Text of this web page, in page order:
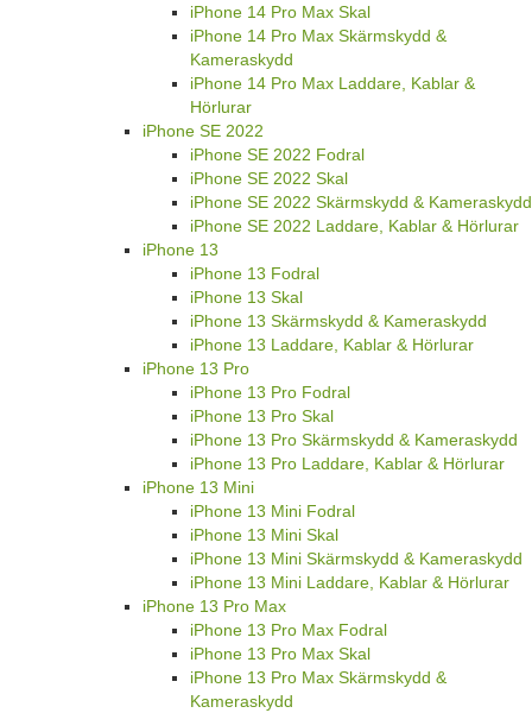
iPhone 14 Pro Max Skal
iPhone 14 Pro Max Skärmskydd &
Kameraskydd
iPhone 14 Pro Max Laddare, Kablar &
Hörlurar
iPhone SE 2022
iPhone SE 2022 Fodral
iPhone SE 2022 Skal
iPhone SE 2022 Skärmskydd & Kameraskydd
iPhone SE 2022 Laddare, Kablar & Hörlurar
iPhone 13
iPhone 13 Fodral
iPhone 13 Skal
iPhone 13 Skärmskydd & Kameraskydd
iPhone 13 Laddare, Kablar & Hörlurar
iPhone 13 Pro
iPhone 13 Pro Fodral
iPhone 13 Pro Skal
iPhone 13 Pro Skärmskydd & Kameraskydd
iPhone 13 Pro Laddare, Kablar & Hörlurar
iPhone 13 Mini
iPhone 13 Mini Fodral
iPhone 13 Mini Skal
iPhone 13 Mini Skärmskydd & Kameraskydd
iPhone 13 Mini Laddare, Kablar & Hörlurar
iPhone 13 Pro Max
iPhone 13 Pro Max Fodral
iPhone 13 Pro Max Skal
iPhone 13 Pro Max Skärmskydd &
Kameraskydd